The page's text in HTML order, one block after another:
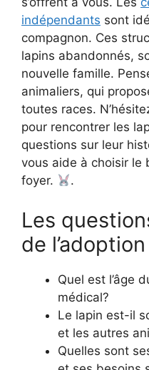
indépendants sont
compagnon. Ces
lapins abandonnés,
nouvelle famille.
animaliers, qui
toutes races.
pour rencontrer les
questions sur leur
vous aide à choisir le
foyer.
.
Les
de l’adoption
Quel est l’âge
médical?
Le lapin est-il
et les autres
Quelles sont